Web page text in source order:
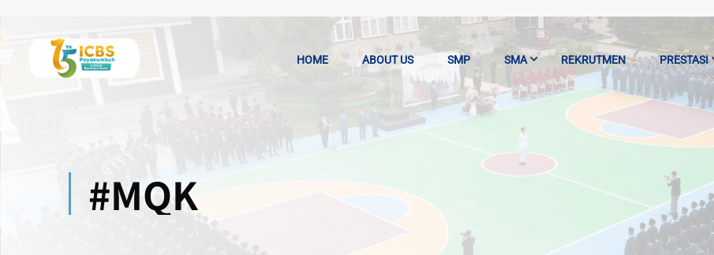
HOME ABOUT US SMP SMA REKRUTMEN PRESTASI
#MQK